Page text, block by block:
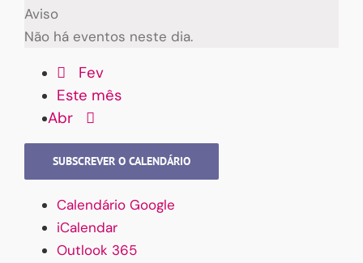
Aviso
Não há eventos neste dia.
Fev
Este mês
Abr
SUBSCREVER O CALENDÁRIO
Calendário Google
iCalendar
Outlook 365